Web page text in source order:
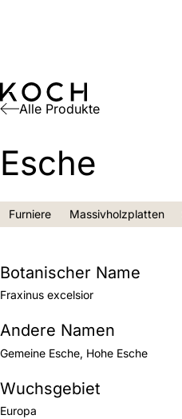
Alle Produkte
Esche
Furniere Massivholzplatten
Botanischer Name
Fraxinus excelsior
Andere Namen
Gemeine Esche, Hohe Esche
Wuchsgebiet
Europa